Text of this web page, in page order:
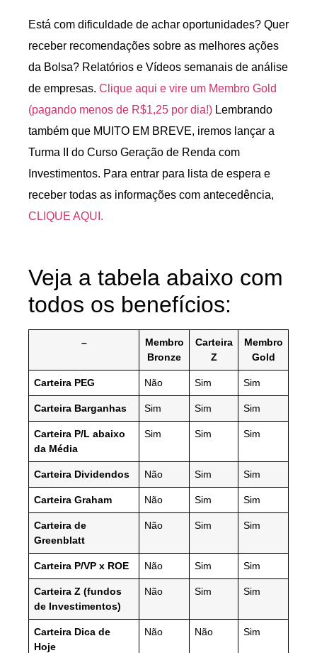
Está com dificuldade de achar oportunidades? Quer
receber recomendações sobre as melhores ações
da Bolsa? Relatórios e Vídeos semanais de análise
de empresas. Clique aqui e vire um Membro Gold
(pagando menos de R$1,25 por dia!) Lembrando
também que MUITO EM BREVE, iremos lançar a
Turma II do Curso Geração de Renda com
Investimentos. Para entrar para lista de espera e
receber todas as informações com antecedência,
CLIQUE AQUI.
Veja a tabela abaixo com
todos os benefícios:
–
Membro
Bronze
Carteira
Z
Membro
Gold
Carteira PEG Não Sim Sim
Carteira Barganhas Sim Sim Sim
Carteira P/L abaixo
da Média
Sim Sim Sim
Carteira Dividendos Não Sim Sim
Carteira Graham Não Sim Sim
Carteira de
Greenblatt
Não Sim Sim
Carteira P/VP x ROE Não Sim Sim
Carteira Z (fundos
de Investimentos)
Não Sim Sim
Carteira Dica de
Hoje
Não Não Sim